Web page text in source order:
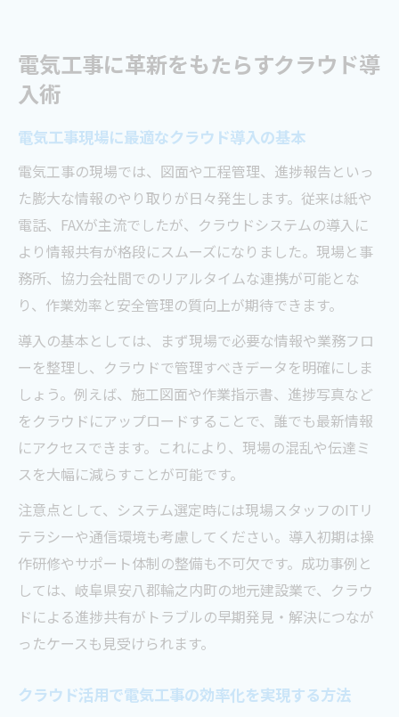
価値
携策
由
電気工事現場で進むクラウドシステム活用
の理由
クラウドで変わる電気工事の進捗管理と情
報共有
入効果
現場スタッフが実感する電気工事クラウド
活用の利点
電気工事の安全管理に役立つクラウドシス
テムの機能
業務効率化を目指すなら電気工事分野が注目
電気工事の業務効率化に必要なクラウド導
入の手順
クラウド利用で電気工事の無駄を省く実践
的な工夫
電気工事分野で注目される業務効率化の最
クラウド連携で電気工事の作業時間を短縮
電気工事に革新をもたらすクラウド導
入術
電気工事現場に最適なクラウド導入の基本
電気工事の現場では、図面や工程管理、進捗報告といっ
た膨大な情報のやり取りが日々発生します。従来は紙や
電話、FAXが主流でしたが、クラウドシステムの導入に
より情報共有が格段にスムーズになりました。現場と事
務所、協力会社間でのリアルタイムな連携が可能とな
り、作業効率と安全管理の質向上が期待できます。
導入の基本としては、まず現場で必要な情報や業務フロ
ーを整理し、クラウドで管理すべきデータを明確にしま
しょう。例えば、施工図面や作業指示書、進捗写真など
をクラウドにアップロードすることで、誰でも最新情報
にアクセスできます。これにより、現場の混乱や伝達ミ
スを大幅に減らすことが可能です。
注意点として、システム選定時には現場スタッフのITリ
テラシーや通信環境も考慮してください。導入初期は操
作研修やサポート体制の整備も不可欠です。成功事例と
しては、岐阜県安八郡輪之内町の地元建設業で、クラウ
ドによる進捗共有がトラブルの早期発見・解決につなが
ったケースも見受けられます。
クラウド活用で電気工事の効率化を実現する方法